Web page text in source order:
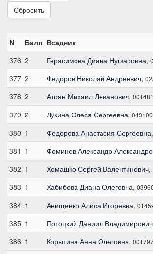
Сбросить
N Балл Всадник
376 2 Герасимова Диана Нугзаровна,
377 2 Федоров Николай Андреевич,
378 2 Атоян Михаил Леванович, 001481
379 2 Лукина Олеся Сергеевна, 043106
380 1 Федорова Анастасия Сергеевна,
381 1 Фоминов Александр
382 1 Хомашко Сергей Валентинович,
383 1 Хабибова Диана Олеговна,
384 1 Анищенко Алиса Игоревна,
385 1 Потоцкий Даниил Владимирович
386 1 Корытина Анна Олеговна, 001797